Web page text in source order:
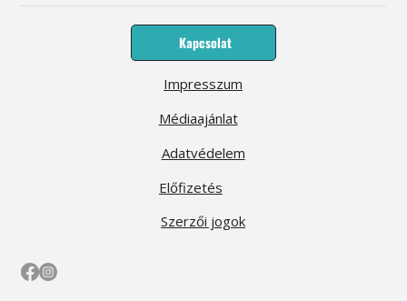
Kapcsolat
Médiaajánlat
Előfizetés
Impresszum
Adatvédelem
Szerzői jogok